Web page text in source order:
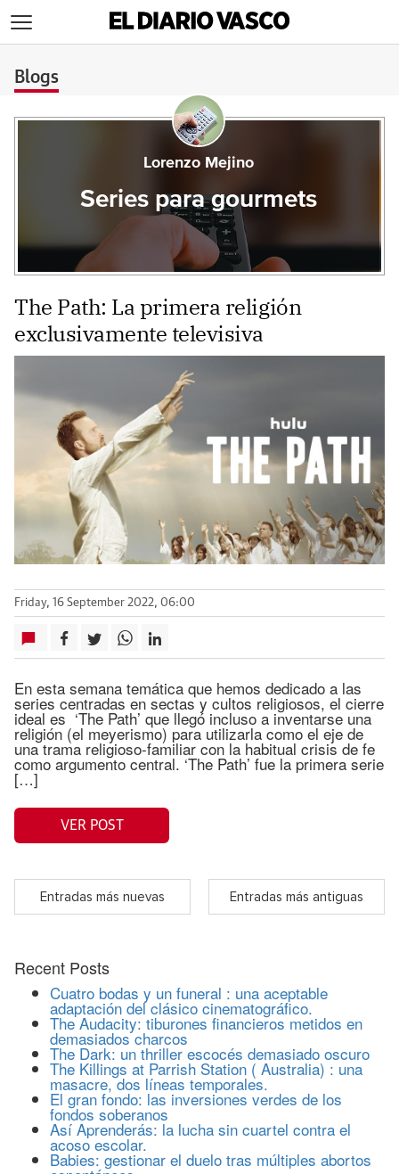
Blogs
Lorenzo Mejino
Series para gourmets
The Path: La primera religión
exclusivamente televisiva
Friday, 16 September 2022, 06:00
En esta semana temática que hemos dedicado a las
series centradas en sectas y cultos religiosos, el cierre
ideal es ‘The Path’ que llegó incluso a inventarse una
religión (el meyerismo) para utilizarla como el eje de
una trama religioso-familiar con la habitual crisis de fe
como argumento central. ‘The Path’ fue la primera serie
[…]
VER POST
Entradas más nuevas Entradas más antiguas
Recent Posts
Cuatro bodas y un funeral : una aceptable
adaptación del clásico cinematográfico.
The Audacity: tiburones financieros metidos en
demasiados charcos
The Dark: un thriller escocés demasiado oscuro
The Killings at Parrish Station ( Australia) : una
masacre, dos líneas temporales.
El gran fondo: las inversiones verdes de los
fondos soberanos
Así Aprenderás: la lucha sin cuartel contra el
acoso escolar.
Babies: gestionar el duelo tras múltiples abortos